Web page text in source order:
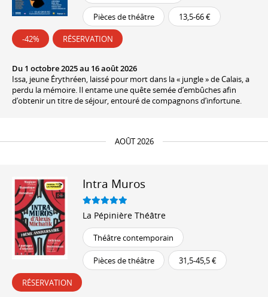
Pièces de théâtre 13,5-66 €
-42% RÉSERVATION
Du 1 octobre 2025 au 16 août 2026
Issa, jeune Érythréen, laissé pour mort dans la « jungle » de Calais, a
perdu la mémoire. Il entame une quête semée d’embûches afin
d’obtenir un titre de séjour, entouré de compagnons d’infortune.
AOÛT 2026
Intra Muros
La Pépinière Théâtre
Théâtre contemporain
Pièces de théâtre 31,5-45,5 €
RÉSERVATION